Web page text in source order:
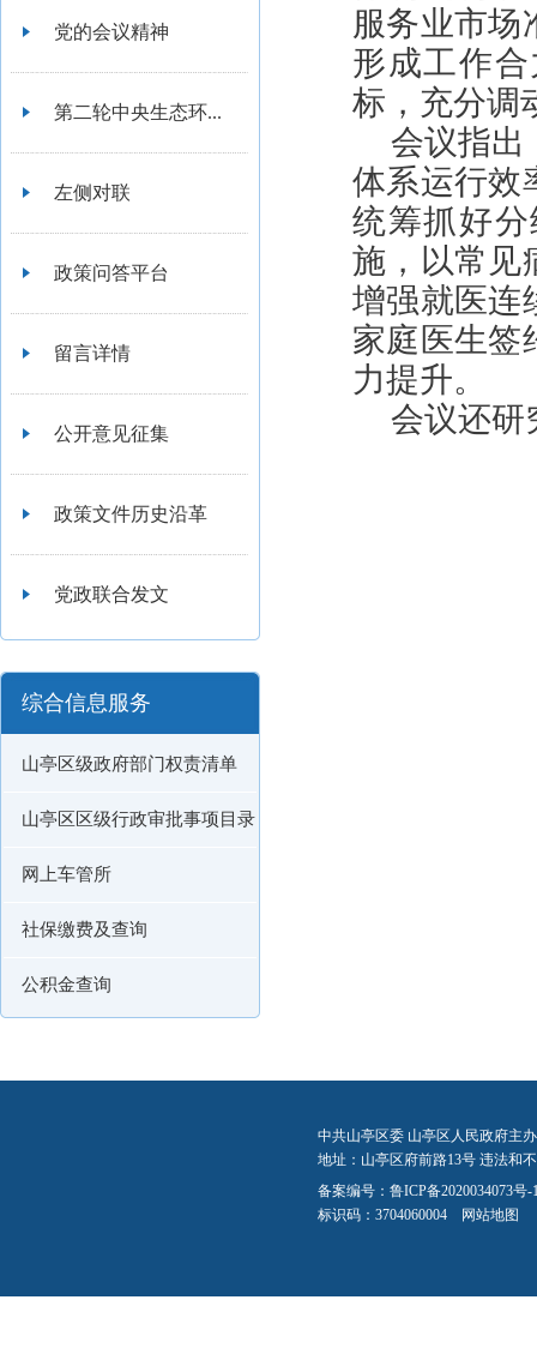
党的会议精神
第二轮中央生态环...
左侧对联
政策问答平台
留言详情
公开意见征集
政策文件历史沿革
党政联合发文
综合信息服务
山亭区级政府部门权责清单
山亭区区级行政审批事项目录
网上车管所
社保缴费及查询
公积金查询
服务业市场
形成工作
标，充分调
会议指出
体系运行效
统筹抓好
施，以常见
增强就医连
家庭医生签
力提升。
会议还研
中共山亭区委 山亭区人民政府主
地址：山亭区府前路13号 违法和
备案编号： 鲁ICP备2020034073号-
标识码：3704060004 网站地图